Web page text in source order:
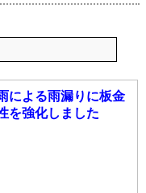
による雨漏りに板金
を強化しました